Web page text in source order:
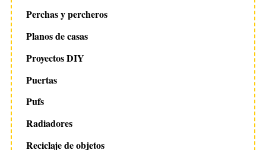
Perchas y percheros
Planos de casas
Proyectos DIY
Puertas
Pufs
Radiadores
Reciclaje de objetos